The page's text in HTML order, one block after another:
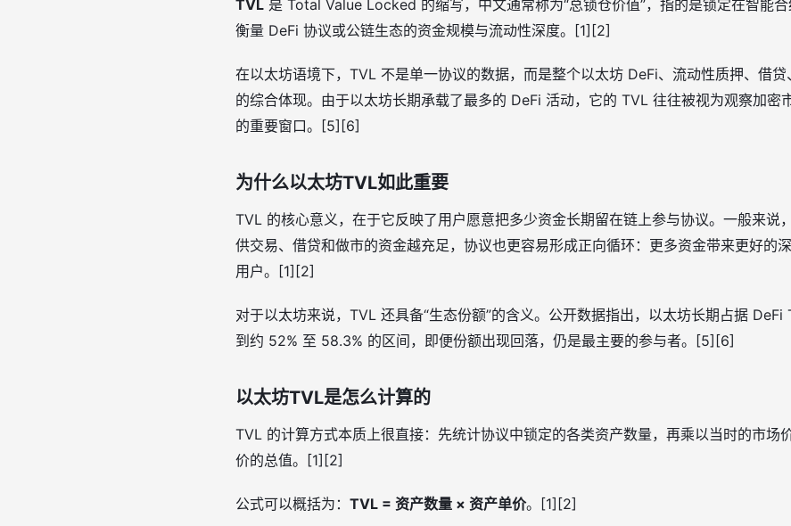
TVL 是 Total Value Locked 的缩写，中文通常称为“总锁仓价值”，指的是锁定在智能
衡量 DeFi 协议或公链生态的资金规模与流动性深度。[1][2]
在以太坊语境下，TVL 不是单一协议的数据，而是整个以太坊 DeFi、流动性质押、借
的综合体现。由于以太坊长期承载了最多的 DeFi 活动，它的 TVL 往往被视为观察加密
的重要窗口。[5][6]
为什么以太坊TVL如此重要
TVL 的核心意义，在于它反映了用户愿意把多少资金长期留在链上参与协议。一般来说
供交易、借贷和做市的资金越充足，协议也更容易形成正向循环：更多资金带来更好的
用户。[1][2]
对于以太坊来说，TVL 还具备“生态份额”的含义。公开数据指出，以太坊长期占据
到约 52% 至 58.3% 的区间，即便份额出现回落，仍是最主要的参与者。[5][6]
以太坊TVL是怎么计算的
TVL 的计算方式本质上很直接：先统计协议中锁定的各类资产数量，再乘以当时的市场
价的总值。[1][2]
公式可以概括为： TVL = 资产数量 × 资产单价。[1][2]